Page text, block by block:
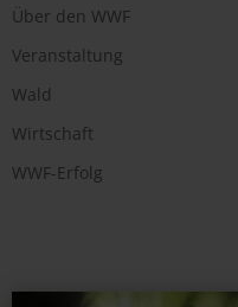
Über den WWF
Veranstaltung
Wald
Wirtschaft
WWF-Erfolg